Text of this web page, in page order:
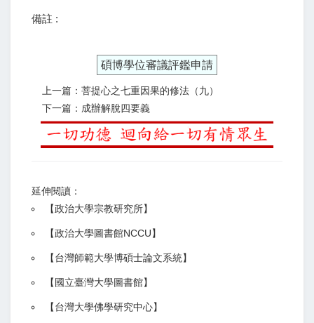
備註 :
碩博學位審議評鑑申請
上一篇：菩提心之七重因果的修法（九）
下一篇：成辦解脫四要義
延伸閱讀：
【政治大學宗教研究所】
【政治大學圖書館NCCU】
【台灣師範大學博碩士論文系統】
【 國立臺灣大學圖書館】
【台灣大學佛學研究中心】